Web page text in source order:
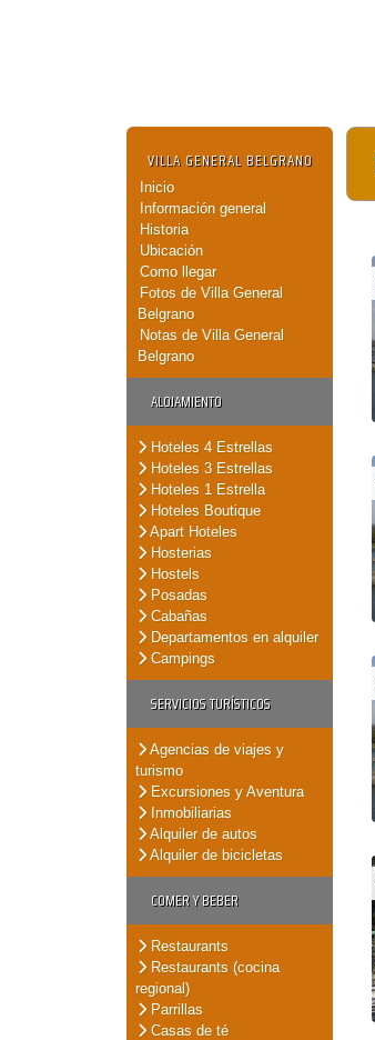
VILLA GENERAL BELGRANO
Inicio
Información general
Historia
Ubicación
Como llegar
Fotos de Villa General
Belgrano
Notas de Villa General
Belgrano
ALOJAMIENTO
Hoteles 4 Estrellas
Hoteles 3 Estrellas
Hoteles 1 Estrella
Hoteles Boutique
Apart Hoteles
Hosterias
Hostels
Posadas
Cabañas
Departamentos en alquiler
Campings
SERVICIOS TURÍSTICOS
Agencias de viajes y
turismo
Excursiones y Aventura
Inmobiliarias
Alquiler de autos
Alquiler de bicicletas
COMER Y BEBER
Restaurants
Restaurants (cocina
regional)
Parrillas
Casas de té